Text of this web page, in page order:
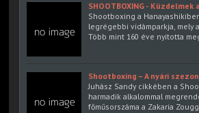
SHOOTBOXING - Küzdelmek
Shootboxing a
legrégebbi vidámparkja, mely
Több mint 160 éve nyitotta
Shootboxing – A nyári szezon
Juhász Sandy cikkében a
harmadik alkalommal
főműsorszáma a Zakaria